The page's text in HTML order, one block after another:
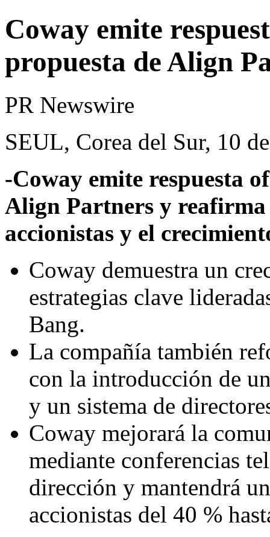
Coway emite
propuesta de Align
PR Newswire
SEUL, Corea del Sur, 10
-Coway emite respuesta
Align Partners y reafirma
accionistas y el
Coway demuestra un
estrategias clave
Bang.
La compañía también
con la introducción de
y un sistema de
Coway mejorará la
mediante conferencias
dirección y mantendrá
accionistas del 40 %